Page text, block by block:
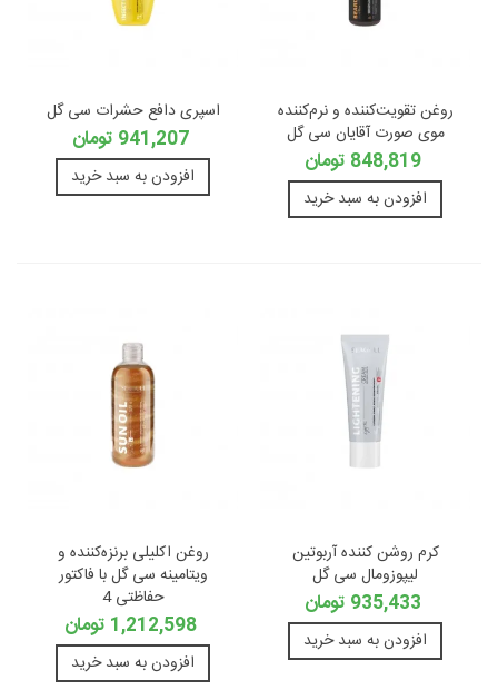
روغن تقویت‌کننده و نرم‌کننده
موی صورت آقایان سی گل
848,819 تومان
افزودن به سبد خرید
اسپری دافع حشرات سی گل
941,207 تومان
افزودن به سبد خرید
کرم روشن کننده آربوتین
لیپوزومال سی گل
935,433 تومان
افزودن به سبد خرید
روغن اکلیلی برنزه‌کننده و
ویتامینه سی گل با فاکتور
حفاظتی 4
1,212,598 تومان
افزودن به سبد خرید